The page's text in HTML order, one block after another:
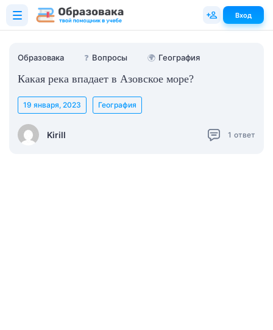
Образовака ❓ Вопросы 🌍 География
Какая река впадает в Азовское море?
Kirill
19 января, 2023 География
1 ответ
Вход